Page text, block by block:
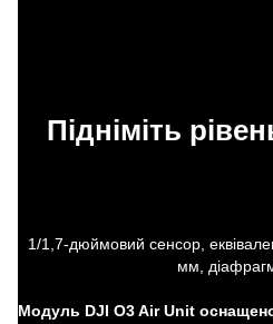
Підніміть
1/1,7-дюймовий сенсор,
мм,
Модуль DJI O3 Air Unit